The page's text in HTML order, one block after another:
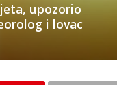
upozorio
i lovac